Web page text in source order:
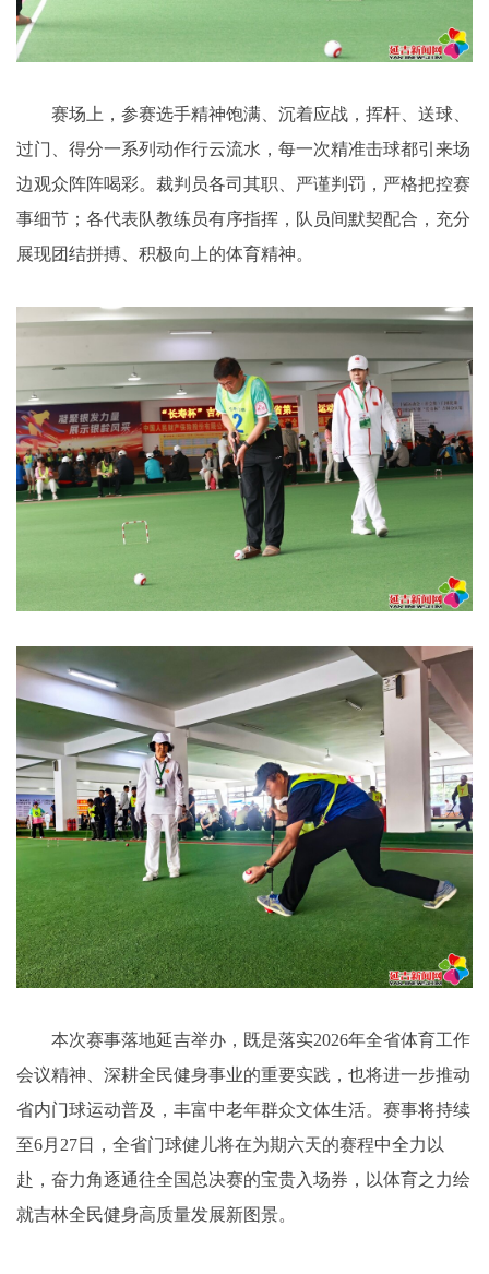
赛场上，参赛选手精神饱满、沉着应战，挥杆、送球、
过门、得分一系列动作行云流水，每一次精准击球都引来场
边观众阵阵喝彩。裁判员各司其职、严谨判罚，严格把控赛
事细节；各代表队教练员有序指挥，队员间默契配合，充分
展现团结拼搏、积极向上的体育精神。
本次赛事落地延吉举办，既是落实2026年全省体育工作
会议精神、深耕全民健身事业的重要实践，也将进一步推动
省内门球运动普及，丰富中老年群众文体生活。赛事将持续
至6月27日，全省门球健儿将在为期六天的赛程中全力以
赴，奋力角逐通往全国总决赛的宝贵入场券，以体育之力绘
就吉林全民健身高质量发展新图景。